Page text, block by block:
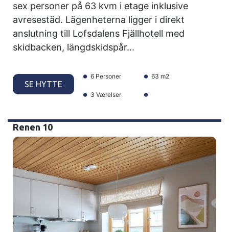
sex personer på 63 kvm i etage inklusive
avresestäd. Lägenheterna ligger i direkt
anslutning till Lofsdalens Fjällhotell med
skidbacken, längdskidspår...
SE HYTTE
6 Personer 63 m2
3 Værelser
Renen 10